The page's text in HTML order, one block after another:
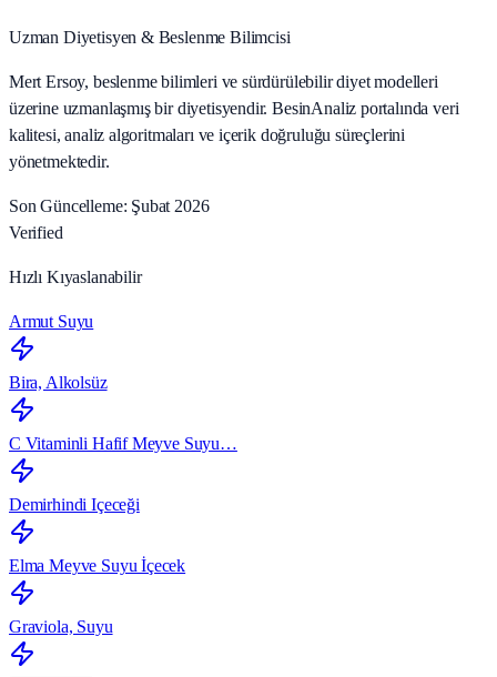
Uzman Diyetisyen & Beslenme Bilimcisi
Mert Ersoy, beslenme bilimleri ve sürdürülebilir diyet modelleri
üzerine uzmanlaşmış bir diyetisyendir. BesinAnaliz portalında veri
kalitesi, analiz algoritmaları ve içerik doğruluğu süreçlerini
yönetmektedir.
Son Güncelleme: Şubat 2026
Verified
Hızlı Kıyaslanabilir
Armut Suyu
Bira, Alkolsüz
C Vitaminli Hafif Meyve Suyu…
Demirhindi Içeceği
Elma Meyve Suyu İçecek
Graviola, Suyu